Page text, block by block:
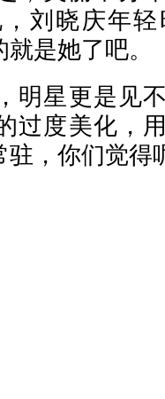
刘晓庆年
是她了吧。
星更是见不
过度美化，
驻，你们觉得